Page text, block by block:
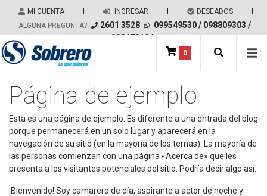
MI CUENTA | INGRESAR | DESEADOS |
ALGUNA PREGUNTA? 2601 3528 099549530/ 098809303 /
098678194
Salir del contenido
Main Navigation 0
Página de ejemplo
Esta es una página de ejemplo. Es diferente a una entrada del blog
porque permanecerá en un solo lugar y aparecerá en la
navegación de su sitio (en la mayoría de los temas). La mayoría de
las personas comienzan con una página «Acerca de» que les
presenta a los visitantes potenciales del sitio. Podría decir algo así:
¡Bienvenido! Soy camarero de día, aspirante a actor de noche y